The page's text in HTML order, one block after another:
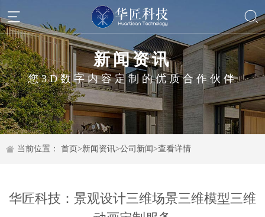
新闻资讯
您3D数字内容定制的优质合作伙伴
当前位置： 首页>新闻资讯>公司新闻>查看详情
华匠科技：景观设计三维场景三维模型三维